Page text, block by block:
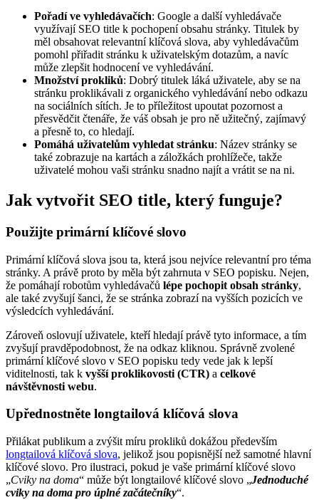
Pořadí ve vyhledávačích: Google a další vyhledávače
využívají SEO title k pochopení obsahu stránky. Titulek by
měl obsahovat relevantní klíčová slova, aby vyhledávačům
pomohl přiřadit stránku k uživatelským dotazům, a navíc
může zlepšit hodnocení ve vyhledávání.
Množství prokliků: Dobrý titulek láká uživatele, aby se na
stránku proklikávali z organického vyhledávání nebo odkazu
na sociálních sítích. Je to příležitost upoutat pozornost a
přesvědčit čtenáře, že váš obsah je pro ně užitečný, zajímavý
a přesně to, co hledají.
Pomáhá uživatelům vyhledat stránku: Název stránky se
také zobrazuje na kartách a záložkách prohlížeče, takže
uživatelé mohou vaši stránku snadno najít a vrátit se na ni.
Jak vytvořit SEO title, který funguje?
Použijte primární klíčové slovo
Primární klíčová slova jsou ta, která jsou nejvíce relevantní pro téma
stránky. A právě proto by měla být zahrnuta v SEO popisku. Nejen,
že pomáhají robotům vyhledávačů lépe pochopit obsah stránky,
ale také zvyšují šanci, že se stránka zobrazí na vyšších pozicích ve
výsledcích vyhledávání.
Zároveň oslovují uživatele, kteří hledají právě tyto informace, a tím
zvyšují pravděpodobnost, že na odkaz kliknou. Správně zvolené
primární klíčové slovo v SEO popisku tedy vede jak k lepší
viditelnosti, tak k vyšší proklikovosti (CTR) a celkové
návštěvnosti webu.
Upřednostněte longtailová klíčová slova
Přilákat publikum a zvýšit míru prokliků dokážou především
longtailová klíčová slova, jelikož jsou popisnější než samotné hlavní
klíčové slovo. Pro ilustraci, pokud je vaše primární klíčové slovo
„Cviky na doma“ může být longtailové klíčové slovo „Jednoduché
cviky na doma pro úplné začátečníky“.